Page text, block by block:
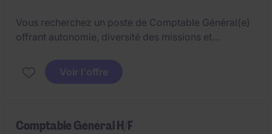
Vous recherchez un poste de Comptable Général(e)
offrant autonomie, diversité des missions et
de son secteur, recherche un(e) professionnel(le) de
la comptabilité capable de prendre en charge un
Voir l'offre
Comptable Général H/F